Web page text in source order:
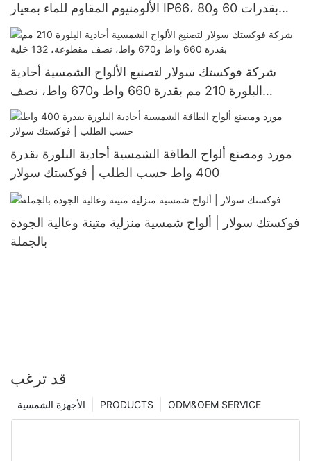
الألومنيوم المقاوم للماء بمعيار IP66، بقدرات 60 و80
و100 واط، تعمل بالطاقة الشمسية بتقنية LED
شركة فوكستك سولار لتصنيع الألواح الشمسية أحادية
البلورة 210 مم بقدرة 660 واط و670 واط، نصف
مقطوعة، 132 خلية
مورد ومصنع ألواح الطاقة الشمسية أحادية البلورة بقدرة
400 واط حسب الطلب | فوكستك سولار
فوكستك سولار | ألواح شمسية منزلية متينة وعالية الجودة
بالجملة
قد ترغب
ODM&OEM SERVICE
PRODUCTS الأجهزة الشمسية